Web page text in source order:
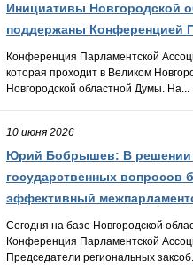
Инициативы Новгородской
поддержаны Конференцией
Конференция Парламентской
которая проходит в Великом
Новгородской областной Думы. На...
10 июня 2026
Юрий Бобрышев: В решении
государственных вопросов
эффективный
Сегодня на базе Новгородской
Конференция Парламентской
Председатели региональных